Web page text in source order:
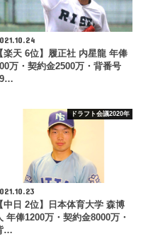
楽天 6位】履正社 内星龍 年俸
万・契約金2500万・背番号
ドラフト会議2020年
中日 2位】日本体育大学 森博
年俸1200万・契約金8000万・
…